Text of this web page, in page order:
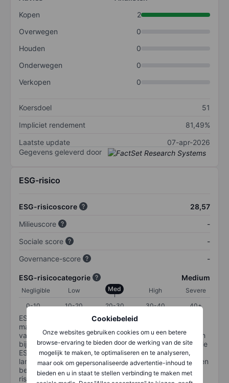
Cookiebeleid
Onze websites gebruiken cookies om u een betere
browse-ervaring te bieden door de werking van de site
mogelijk te maken, te optimaliseren en te analyseren,
maar ook om gepersonaliseerde advertentie-inhoud te
bieden en u in staat te stellen verbinding te maken met
Kopen
2
Overwegen
0
Houden
0
Onderwegen
0
Verkopen
0
Koersdoel
51
Impliciet rendement
81,49%
Laatste update
07-apr-2026
Gegevens geleverd door
ESG-risico
ESG-risicoscore
28,57
Milieuscore
-
Sociale score
-
Governance-score
-
ESG-risicocategorie Medium
Negligible Low Med High
Severe
0-10
10-20 20-30 30-40 40+
ESG-risico is een maatstaf voor hoe goed een bedrijf
materiële ESG-risico's beheert. De ESG-risicocategorie
van Sustainalytics is ontworpen om beleggers te helpen
bij het identificeren en begrijpen van financieel materiële
ESG-risico's op bedrijfsniveau en hoe deze de
langetermijnprestaties van aandelenbeleggingen kunnen
beïnvloeden. De schaal loopt van 0-100. Hoe lager het
risico, hoe beter (0 staat voor geen risico en 100 voor